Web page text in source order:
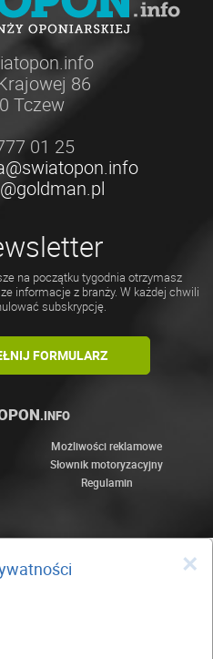
86
Tczew
01 25
na początku tygodnia otrzymasz
informacje z branży. W każdej chwili
subskrypcję.
FORMULARZ
.INFO
Możliwości reklamowe
Słownik motoryzacyjny
Regulamin
×